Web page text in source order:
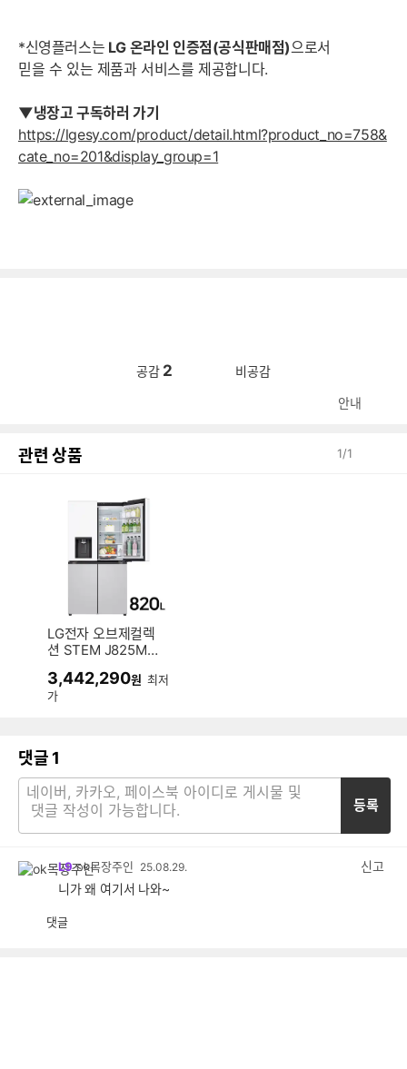
*신영플러스는 LG 온라인 인증점(공식판매점)으로서
믿을 수 있는 제품과 서비스를 제공합니다.
▼냉장고 구독하러 가기
https://lgesy.com/product/detail.html?product_no=758&
cate_no=201&display_group=1
공감 2 비공감
안내
관련 상품 1/1
LG전자 오브제컬렉
션 STEM J825MH
3,442,290원 최저
가
댓글 1
등록
L9 ok목장주인 25.08.29.
신고
니가 왜 여기서 나와~
댓글